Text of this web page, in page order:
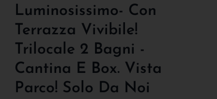
Luminosissimo- Con
Terrazza Vivibile!
Trilocale 2 Bagni -
Cantina E Box. Vista
Parco! Solo Da Noi